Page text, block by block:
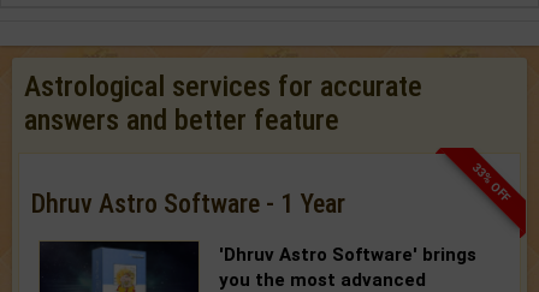
Astrological services for accurate
answers and better feature
33% OFF
Dhruv Astro Software - 1 Year
'Dhruv Astro Software' brings
you the most advanced